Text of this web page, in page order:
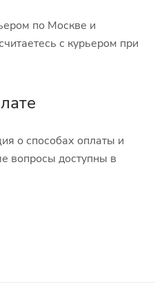
по Москве и
с курьером при
о способах оплаты и
вопросы доступны в